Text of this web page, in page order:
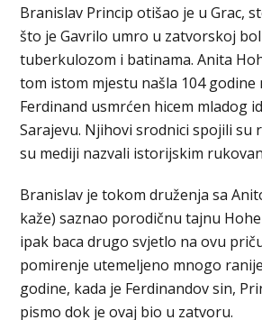
Branislav Princip otišao je u Grac,
što je Gavrilo umro u zatvorskoj
tuberkulozom i batinama. Anita
tom istom mjestu našla 104 godine
Ferdinand usmrćen hicem mladog
Sarajevu. Njihovi srodnici spojili su
su mediji nazvali istorijskim
Branislav je tokom druženja sa
kaže) saznao porodičnu tajnu
ipak baca drugo svjetlo na ovu
pomirenje utemeljeno mnogo
godine, kada je Ferdinandov sin,
pismo dok je ovaj bio u zatvoru.